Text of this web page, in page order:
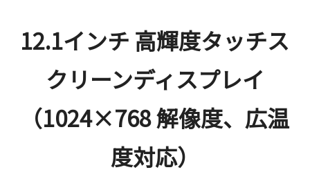
12.1インチ 高輝度タッチス
クリーンディスプレイ
（1024×768 解像度、広温
度対応）